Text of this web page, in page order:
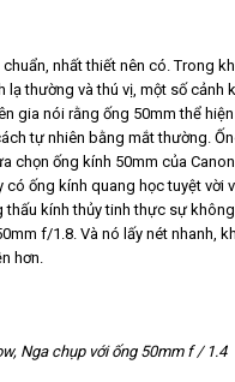
nhất thiết nên có. Trong
lạ thường và thú vị, một số cảnh
gia nói rằng ống 50mm thể
tự nhiên bằng mắt thường.
chọn ống kính 50mm của
có ống kính quang học tuyệt vời
thấu kính thủy tinh thực sự
f/1.8. Và nó lấy nét nhanh,
hơn.
Nga chụp với ống 50mm f / 1.4